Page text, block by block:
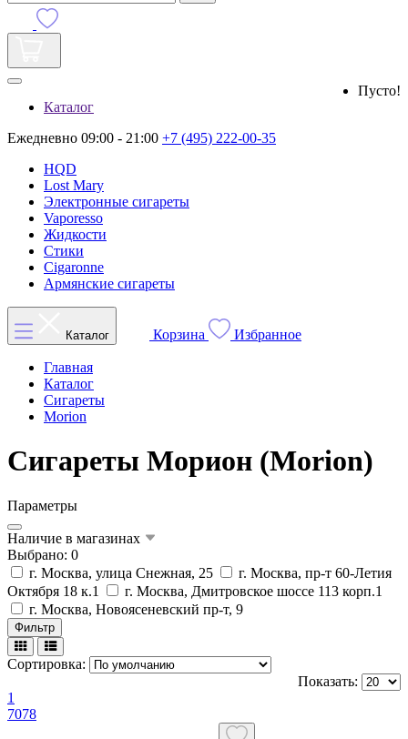
Пусто!
Каталог
Ежедневно 09:00 - 21:00 +7 (495) 222-00-35
HQD
Lost Mary
Электронные сигареты
Vaporesso
Жидкости
Стики
Cigaronne
Армянские сигареты
Каталог Корзина Избранное
Главная
Каталог
Сигареты
Morion
Сигареты Морион (Morion)
Параметры
Наличие в магазинах
Выбрано: 0
г. Москва, улица Снежная, 25
г. Москва, пр-т 60-Летия
Октября 18 к.1
г. Москва, Дмитровское шоссе 113 корп.1
г. Москва, Новоясеневский пр-т, 9
Фильтр
Сортировка:
Показать:
1
7078